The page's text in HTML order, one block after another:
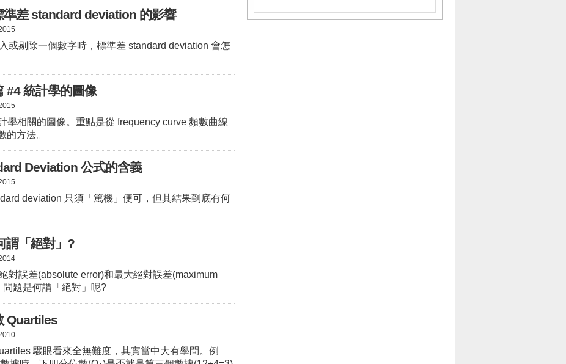
準差 standard deviation 的影響
或剔除一個數字時，標準差 standard deviation 會怎
#4 統計學的圖像
學相關的圖像。重點是從 frequency curve 頻數曲線
的方法。
Deviation 公式的含義
deviation 只須「篤機」便可，但其結果到底有何
謂「絕對」?
對誤差(absolute error)和最大絕對誤差(maximum
問題是何謂「絕對」呢?
Quartiles
驟眼看來全無難度，其實當中大有學問。例